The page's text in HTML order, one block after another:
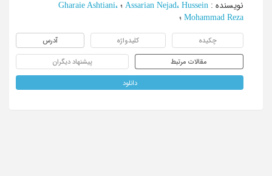
نویسنده : Assarian Nejad، Hussein ؛ Gharaie Ashtiani،
Mohammad Reza ؛
چکیده کلیدواژه آدرس
مقالات مرتبط پیشنهاد دیگران
دانلود